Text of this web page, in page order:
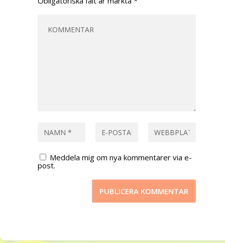
Meddela mig om nya kommentarer via e-
post.